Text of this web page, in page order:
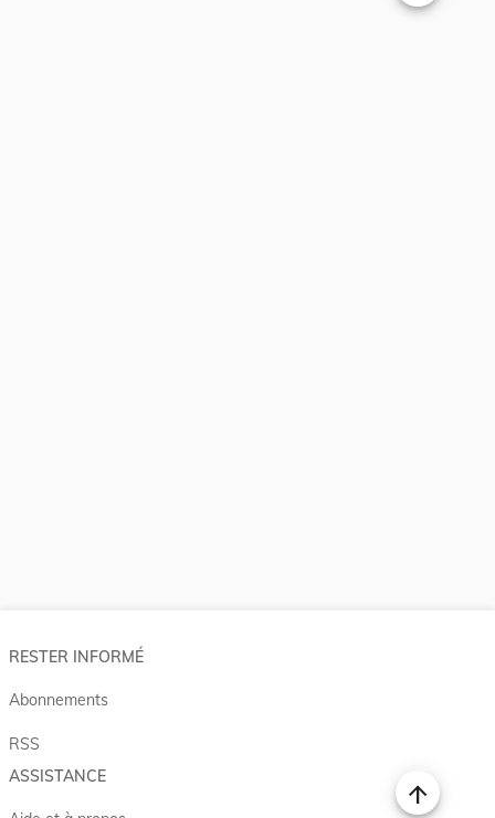
Changer la
RESTER INFORMÉ
Abonnements
RSS
ASSISTANCE